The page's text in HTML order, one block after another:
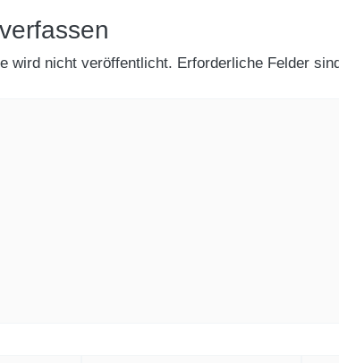
wird nicht veröffentlicht. Erforderliche Felder